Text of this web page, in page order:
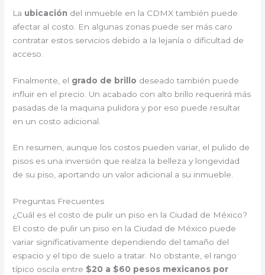
La ubicación del inmueble en la CDMX también puede
afectar al costo. En algunas zonas puede ser más caro
contratar estos servicios debido a la lejanía o dificultad de
acceso.
Finalmente, el grado de brillo deseado también puede
influir en el precio. Un acabado con alto brillo requerirá más
pasadas de la maquina pulidora y por eso puede resultar
en un costo adicional.
En resumen, aunque los costos pueden variar, el pulido de
pisos es una inversión que realza la belleza y longevidad
de su piso, aportando un valor adicional a su inmueble.
Preguntas Frecuentes
¿Cuál es el costo de pulir un piso en la Ciudad de México?
El costo de pulir un piso en la Ciudad de México puede
variar significativamente dependiendo del tamaño del
espacio y el tipo de suelo a tratar. No obstante, el rango
típico oscila entre $20 a $60 pesos mexicanos por